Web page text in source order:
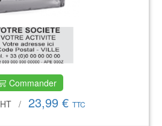
Commander
HT / 23,99 € TTC